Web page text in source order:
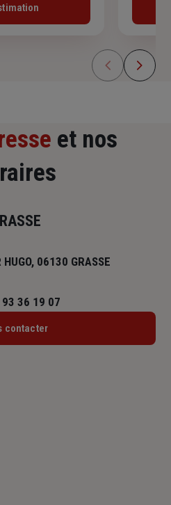
et nos
06130 GRASSE
– 12h30 / 13h30 – 17h30
93 36 19 07
contacter